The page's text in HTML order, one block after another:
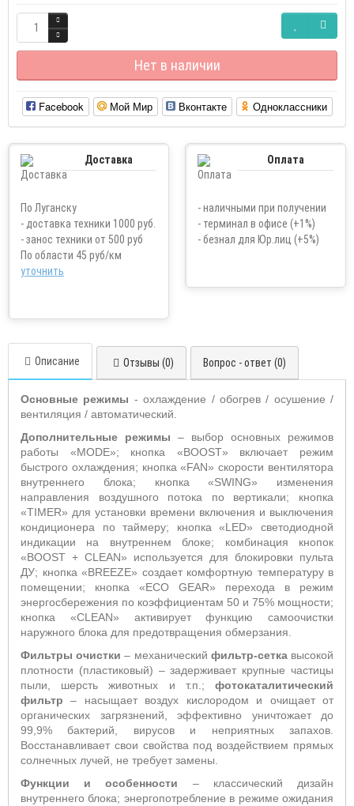
Нет в наличии
Facebook Мой Мир Вконтакте Одноклассники
Доставка
По Луганску
- доставка техники 1000 руб.
- занос техники от 500 руб
По области 45 руб/км
уточнить
Оплата
- наличными при получении
- терминал в офисе (+1%)
- безнал для Юр.лиц (+5%)
Описание Отзывы (0) Вопрос - ответ (0)
Основные режимы - охлаждение / обогрев / осушение /
вентиляция / автоматический.
Дополнительные режимы – выбор основных режимов
работы «MODE»; кнопка «BOOST» включает режим
быстрого охлаждения; кнопка «FAN» скорости вентилятора
внутреннего блока; кнопка «SWING» изменения
направления воздушного потока по вертикали; кнопка
«TIMER» для установки времени включения и выключения
кондиционера по таймеру; кнопка «LED» светодиодной
индикации на внутреннем блоке; комбинация кнопок
«BOOST + CLEAN» используется для блокировки пульта
ДУ; кнопка «BREEZE» создает комфортную температуру в
помещении; кнопка «ECO GEAR» перехода в режим
энергосбережения по коэффициентам 50 и 75% мощности;
кнопка «CLEAN» активирует функцию самоочистки
наружного блока для предотвращения обмерзания.
Фильтры очистки – механический фильтр-сеткавысокой
плотности (пластиковый) – задерживает крупные частицы
пыли, шерсть животных и т.п.; фотокаталитический
фильтр – насыщает воздух кислородом и очищает от
органических загрязнений, эффективно уничтожает до
99,9% бактерий, вирусов и неприятных запахов.
Восстанавливает свои свойства под воздействием прямых
солнечных лучей, не требует замены.
Функции и особенности – классический дизайн
внутреннего блока; энергопотребление в режиме ожидания